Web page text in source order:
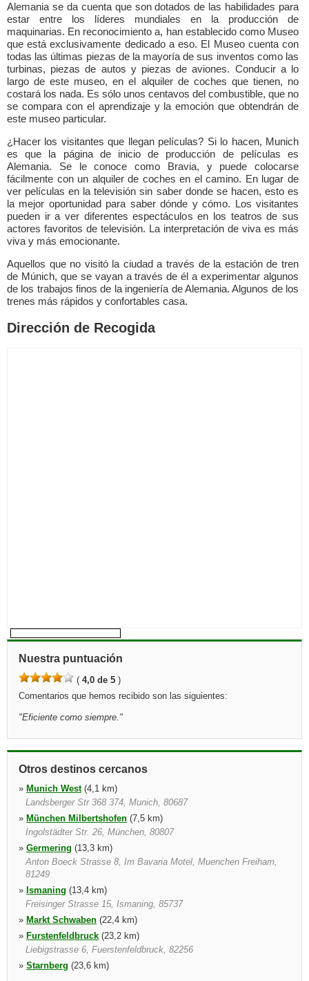
Alemania se da cuenta que son dotados de las habilidades para
estar entre los líderes mundiales en la producción de
maquinarias. En reconocimiento a, han establecido como Museo
que está exclusivamente dedicado a eso. El Museo cuenta con
todas las últimas piezas de la mayoría de sus inventos como las
turbinas, piezas de autos y piezas de aviones. Conducir a lo
largo de este museo, en el alquiler de coches que tienen, no
costará los nada. Es sólo unos centavos del combustible, que no
se compara con el aprendizaje y la emoción que obtendrán de
este museo particular.
¿Hacer los visitantes que llegan películas? Si lo hacen, Munich
es que la página de inicio de producción de películas es
Alemania. Se le conoce como Bravia, y puede colocarse
fácilmente con un alquiler de coches en el camino. En lugar de
ver películas en la televisión sin saber donde se hacen, esto es
la mejor oportunidad para saber dónde y cómo. Los visitantes
pueden ir a ver diferentes espectáculos en los teatros de sus
actores favoritos de televisión. La interpretación de viva es más
viva y más emocionante.
Aquellos que no visitó la ciudad a través de la estación de tren
de Múnich, que se vayan a través de él a experimentar algunos
de los trabajos finos de la ingeniería de Alemania. Algunos de los
trenes más rápidos y confortables casa.
Dirección de Recogida
Nuestra puntuación
( 4,0 de 5 )
Comentarios que hemos recibido son las siguientes:
"Eficiente como siempre. "
Otros destinos cercanos
» Munich West(4,1 km)
Landsberger Str 368 374, Munich, 80687
» München Milbertshofen (7,5 km)
Ingolstädter Str. 26, München, 80807
» Germering (13,3 km)
Anton Boeck Strasse 8, Im Bavaria Motel, Muenchen Freiham,
81249
» Ismaning (13,4 km)
Freisinger Strasse 15, Ismaning, 85737
» Markt Schwaben (22,4 km)
» Furstenfeldbruck (23,2 km)
Liebigstrasse 6, Fuerstenfeldbruck, 82256
» Starnberg (23,6 km)